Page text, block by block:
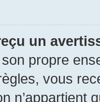
un
propre
vous
n’appartient